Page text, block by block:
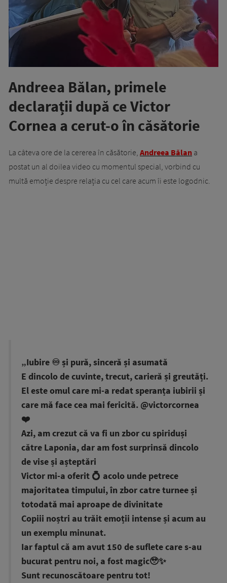
Andreea Bălan, primele
declarații după ce Victor
Cornea a cerut-o în căsătorie
La câteva ore de la cererea în căsătorie, Andreea Bălan a
postat un al doilea video cu momentul special, vorbind cu
multă emoție despre relația cu cel care acum îi este logodnic.
„Iubire ♾️ și pură, sinceră și asumată
E dincolo de cuvinte, trecut, carieră și greutăți.
El este omul care mi-a redat speranța iubirii și
care mă face cea mai fericită. @victorcornea
❤️
Azi, am crezut că va fi un zbor cu spiriduși
către Laponia, dar am fost surprinsă dincolo
de vise și așteptări
Victor mi-a oferit 💍 acolo unde petrece
majoritatea timpului, în zbor catre turnee și
totodată mai aproape de divinitate
Copiii noștri au trăit emoții intense și acum au
un exemplu minunat.
Iar faptul că am avut 150 de suflete care s-au
bucurat pentru noi, a fost magic🥹✨
Sunt recunoscătoare pentru tot!